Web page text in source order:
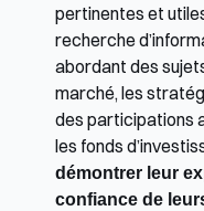
pertinentes et
recherche
abordant des
marché, les
des participations
démontrer leur
confiance de